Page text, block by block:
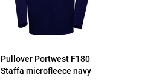
Pullover Portwest F180
Staffa microfleece navy